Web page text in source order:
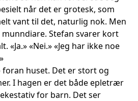
når det er grotesk, som
vant til det, naturlig nok. Men
munndiare. Stefan svarer kort
«Ja.» «Nei.» «Jeg har ikke noe
huset. Det er stort og
I hagen er det både epletrær
for barn. Det ser